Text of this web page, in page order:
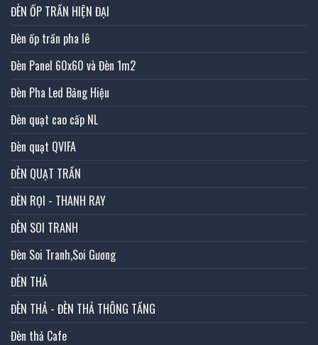
ĐÈN ỐP TRẦN HIỆN ĐẠI
Đèn ốp trần pha lê
Đèn Panel 60x60 và Đèn 1m2
Đèn Pha Led Bảng Hiệu
Đèn quạt cao cấp NL
Đèn quạt QVIFA
ĐÈN QUẠT TRẦN
ĐÈN RỌI - THANH RAY
ĐÈN SOI TRANH
Đèn Soi Tranh,Soi Gương
ĐÈN THẢ
ĐÈN THẢ - ĐÈN THẢ THÔNG TẦNG
Đèn thả Cafe